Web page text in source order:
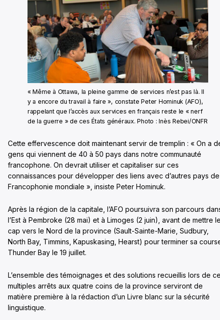
« Même à Ottawa, la pleine gamme de services n’est pas là. Il
y a encore du travail à faire », constate Peter Hominuk (AFO),
rappelant que l’accès aux services en français reste le « nerf
de la guerre » de ces États généraux. Photo : Inès Rebei/ONFR
Cette effervescence doit maintenant servir de tremplin : « On a
gens qui viennent de 40 à 50 pays dans notre communauté
francophone. On devrait utiliser et capitaliser sur ces
connaissances pour développer des liens avec d’autres pays
Francophonie mondiale », insiste Peter Hominuk.
Après la région de la capitale, l’AFO poursuivra son parcours
l’Est à Pembroke (28 mai) et à Limoges (2 juin), avant de mettre
cap vers le Nord de la province (Sault-Sainte-Marie, Sudbury,
North Bay, Timmins, Kapuskasing, Hearst) pour terminer sa
Thunder Bay le 19 juillet.
L’ensemble des témoignages et des solutions recueillis lors de
multiples arrêts aux quatre coins de la province serviront de
matière première à la rédaction d’un Livre blanc sur la sécurité
linguistique.